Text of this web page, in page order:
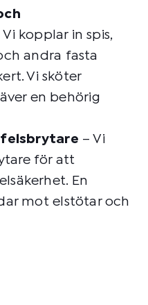
Vi kopplar in spis,
andra fasta
Vi sköter
en behörig
– Vi
för att
En
mot elstötar och